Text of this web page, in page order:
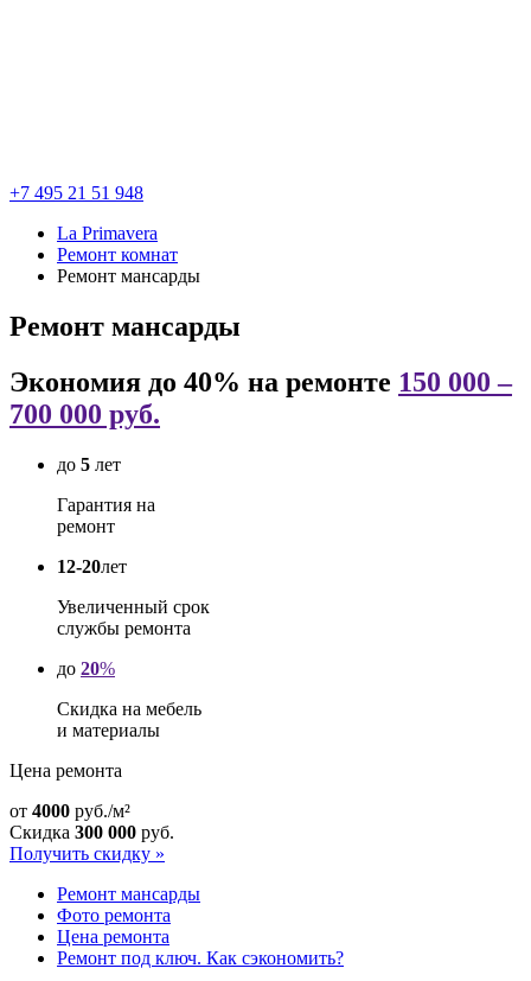
+7 495 21 51 948
La Primavera
Ремонт комнат
Ремонт мансарды
Ремонт мансарды
Экономия до 40% на ремонте 150 000 –
700 000 руб.
до 5 лет
Гарантия на
ремонт
12-20лет
Увеличенный срок
службы ремонта
до 20%
Скидка на мебель
и материалы
Цена ремонта
от 4000 руб./м²
Скидка 300 000 руб.
Получить скидку »
Ремонт мансарды
Фото ремонта
Цена ремонта
Ремонт под ключ. Как сэкономить?